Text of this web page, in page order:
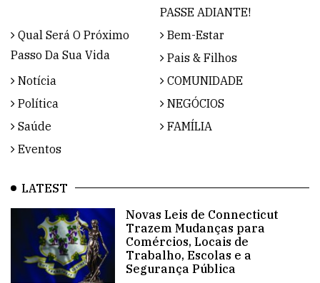
PASSE ADIANTE!
Qual Será O Próximo
Passo Da Sua Vida
Bem-Estar
Pais & Filhos
Notícia
COMUNIDADE
Política
NEGÓCIOS
Saúde
FAMÍLIA
Eventos
LATEST
Novas Leis de Connecticut
Trazem Mudanças para
Comércios, Locais de
Trabalho, Escolas e a
Segurança Pública